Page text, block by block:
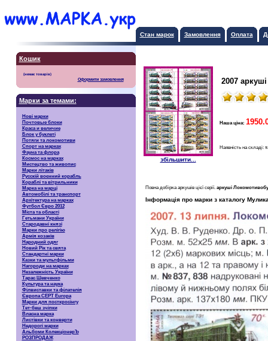
Стан марок Замовлення Оплата
Кошик
Оформити замовлення
Марки за темами:
Нові марки
Почтовые блоки
Краса и величие
Блок у буклеті
Потяги та локомотиви
Спорт на марках
Фауна та флора
Космос на марках
Мистецтво та живопис
Марки літаків
Русскiй воєнний корабль
Кораблі та вітрильники
Марка на марці
Автомобілі та транспорт
Архітектура на марках
Футбол Євро 2012
Міста та області
Гетьмани України
Стародавні князі
Марки про релігію
Армія козаків
Народний одяг
Новий Рік та свята
Стандартні марки
Казки та мультфільми
Нагороди на марках
Незалежність України
Тарас Шевченко
Культура та наука
Філвиставки та філателія
Європа CEPT Europa
Марки для посткросінгу
Тет-беш зчіпки
Власна марка
Листівки та конверти
Недорогі марки
Альбоми КолекціонерЪ
РОЗПРОДАЖ
збільшити...
2007
Наша ціна:
Наявність на складі:
Повна добірка аркушів цієї серії. аркуші
Інформація про марки з каталогу